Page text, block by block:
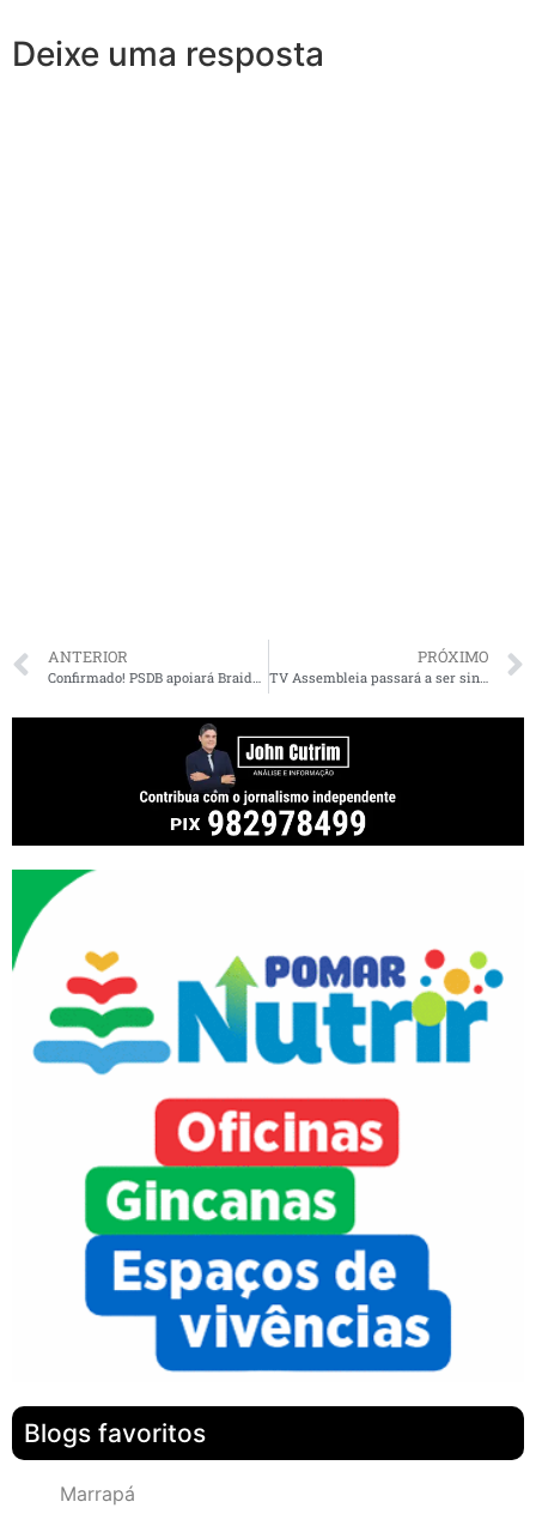
Deixe uma resposta
ANTERIOR
Confirmado! PSDB apoiará Braide a prefeito em São Luís e Wellington do Curso está fora das eleições
PRÓXIMO
TV Assembleia passará a ser sintonizada no canal 9.2 a partir deste sábado
Blogs favoritos
Marrapá